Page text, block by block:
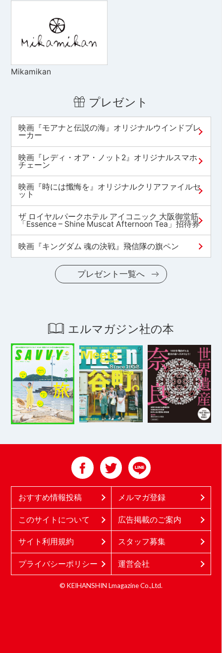
Mikamikan
プレゼント
映画『モアナと伝説の海』オリジナルウインドブレ
ーカー
映画『レディ・オア・ノット2』オリジナルスマホ
チェーン
映画『時には懺悔を』オリジナルクリアファイルセ
ット
ザ ロイヤルパークホテル アイコニック 大阪御堂筋
「Essence – Shine Muscat Afternoon Tea」招待券
映画『キングダム 魂の決戦』飛信隊の旗ペン
プレゼント一覧へ
エルマガジン社の本
おすすめ情報投稿 メルマガ登録
このサイトについて 広告掲載のご案内
サイト利用規約 スタッフ募集
プライバシーポリシー 運営会社
© KEIHANSHIN Lmagazine Co.,Ltd.